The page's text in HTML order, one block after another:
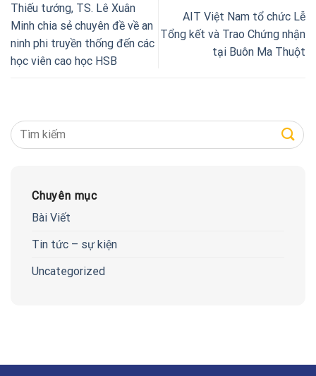
Thiếu tướng, TS. Lê Xuân
Minh chia sẻ chuyên đề về an
ninh phi truyền thống đến các
học viên cao học HSB
AIT Việt Nam tổ chức Lễ
Tổng kết và Trao Chứng nhận
tại Buôn Ma Thuột
Chuyên mục
Bài Viết
Tin tức – sự kiện
Uncategorized